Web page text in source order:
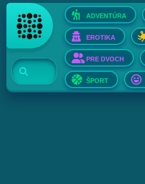
ADVENTÚRA
EROTIKA
PRE DVOCH
ŠPORT